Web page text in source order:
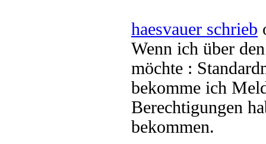
haesvauer schrieb
Wenn ich über
möchte :
bekomme ich
Berechtigungen
bekommen.